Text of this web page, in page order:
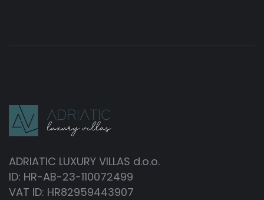
ADRIATIC LUXURY VILLAS d.o.o.
ID: HR-AB-23-110072499
VAT ID: HR82959443907